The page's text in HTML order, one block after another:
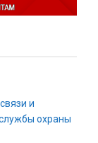
и
охраны